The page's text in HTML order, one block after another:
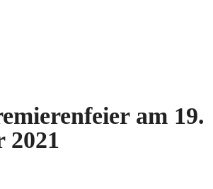
am 19.
2021